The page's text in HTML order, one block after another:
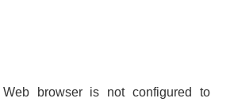
browser is not configured to